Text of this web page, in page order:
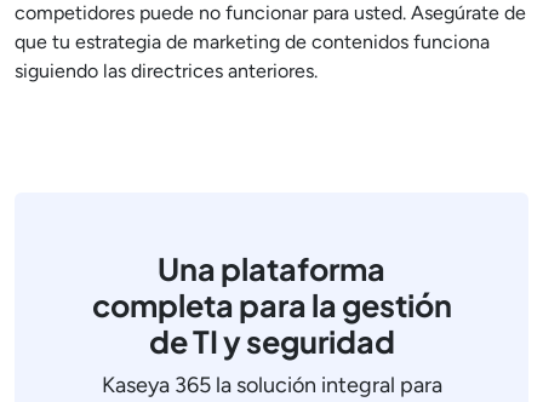
competidores puede no funcionar para usted. Asegúrate de
que tu estrategia de marketing de contenidos funciona
siguiendo las directrices anteriores.
Una plataforma
completa para la gestión
de TI y seguridad
Kaseya 365 la solución integral para